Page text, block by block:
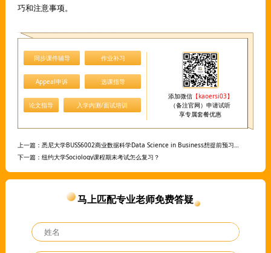
巧和注意事项。
同步课件辅导 作业补习
Appeal申诉 选课指导
论文指导 入学内测/面试培训
添加微信【kaoersi03】
（备注官网）申请试听
享专属套餐优惠
上一篇：
下一篇： 纽约大学Sociology课程期末考试怎么复习？
马上匹配专业老师免费答疑